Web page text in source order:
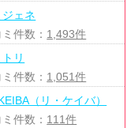
ジェネ
件数： 1,493件
リ
件数： 1,051件
（リ・ケイバ）
件数： 111件